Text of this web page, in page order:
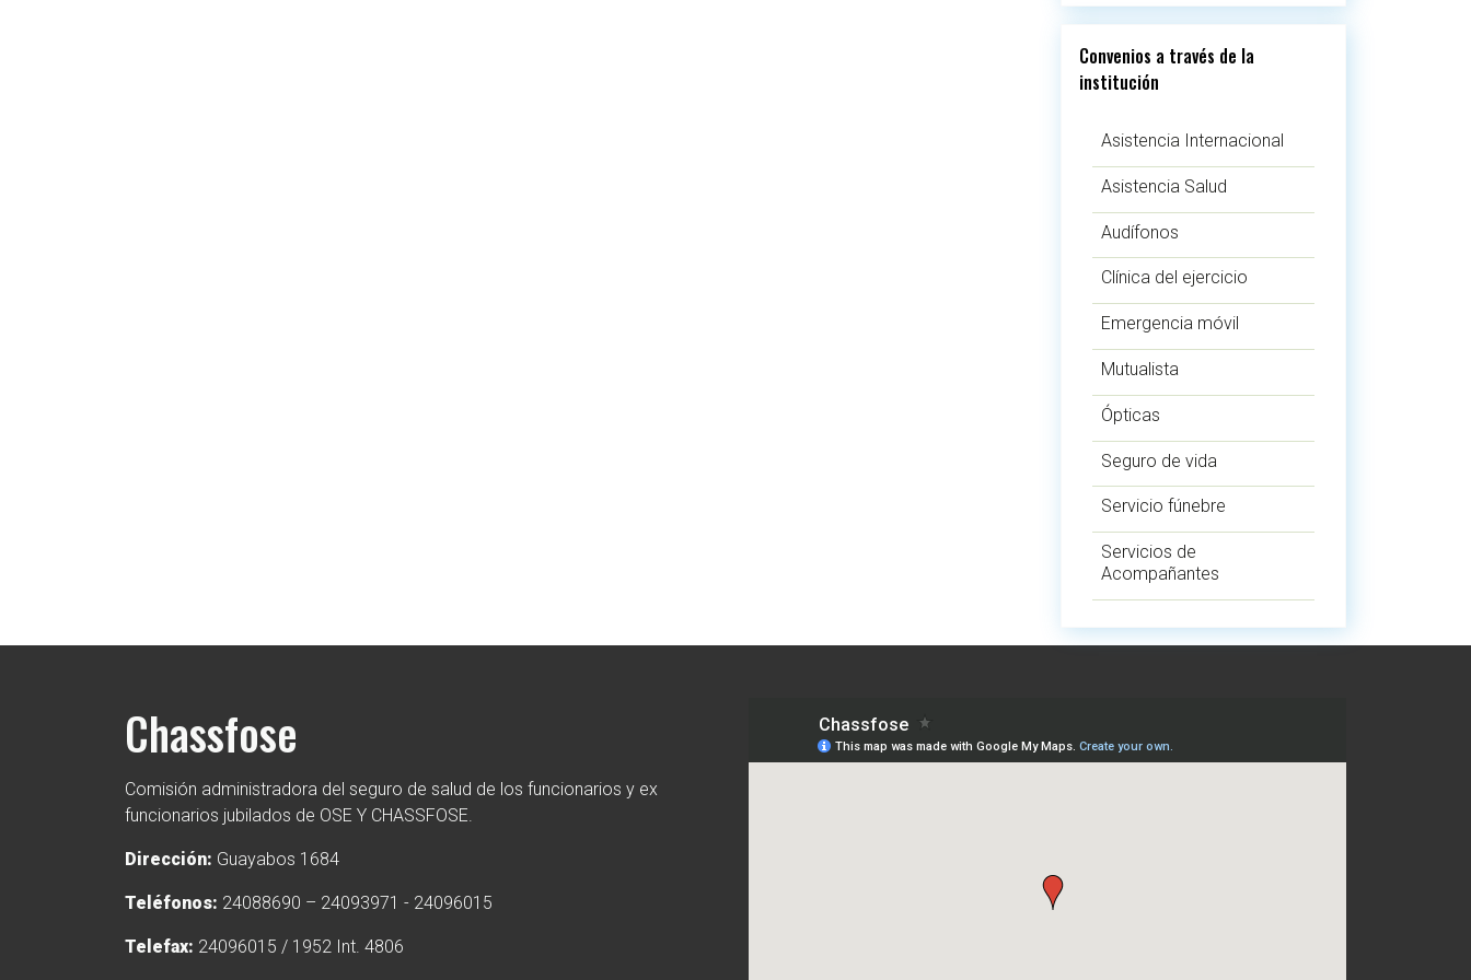
Convenios a través de la
institución
Asistencia Internacional
Asistencia Salud
Audífonos
Clínica del ejercicio
Emergencia móvil
Mutualista
Ópticas
Seguro de vida
Servicio fúnebre
Servicios de
Acompañantes
Chassfose
Comisión administradora del seguro de salud de los funcionarios y ex
funcionarios jubilados de OSE Y CHASSFOSE.
Dirección: Guayabos 1684
Teléfonos: 24088690 – 24093971 - 24096015
Telefax: 24096015 / 1952 Int. 4806